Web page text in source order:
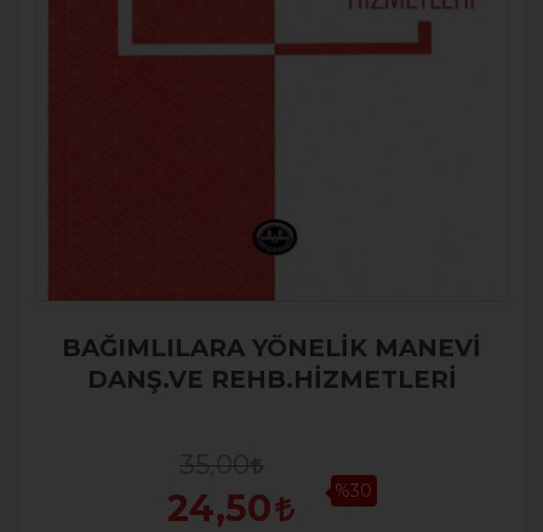
BAĞIMLILARA YÖNELİK MANEVİ
DANŞ.VE REHB.HİZMETLERİ
35,00
24,50 %30